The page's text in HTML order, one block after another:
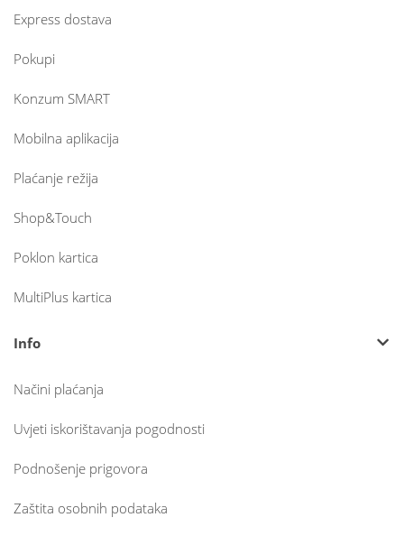
Express dostava
Pokupi
Konzum SMART
Mobilna aplikacija
Plaćanje režija
Shop&Touch
Poklon kartica
MultiPlus kartica
Info
Načini plaćanja
Uvjeti iskorištavanja pogodnosti
Podnošenje prigovora
Zaštita osobnih podataka